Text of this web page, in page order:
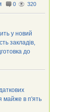
0 320
у новий
закладів,
до
майже в п'ять